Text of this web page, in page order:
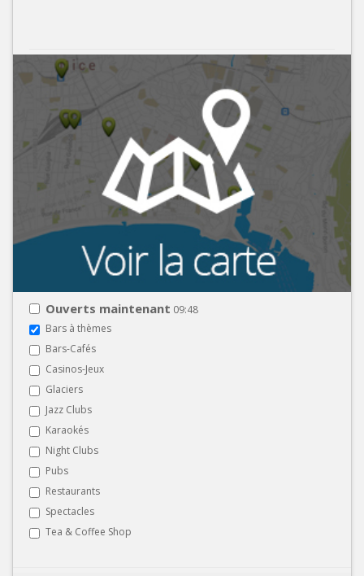
Ouverts maintenant 09:48
Bars à thèmes
Bars-Cafés
Casinos-Jeux
Glaciers
Jazz Clubs
Karaokés
Night Clubs
Pubs
Restaurants
Spectacles
Tea & Coffee Shop